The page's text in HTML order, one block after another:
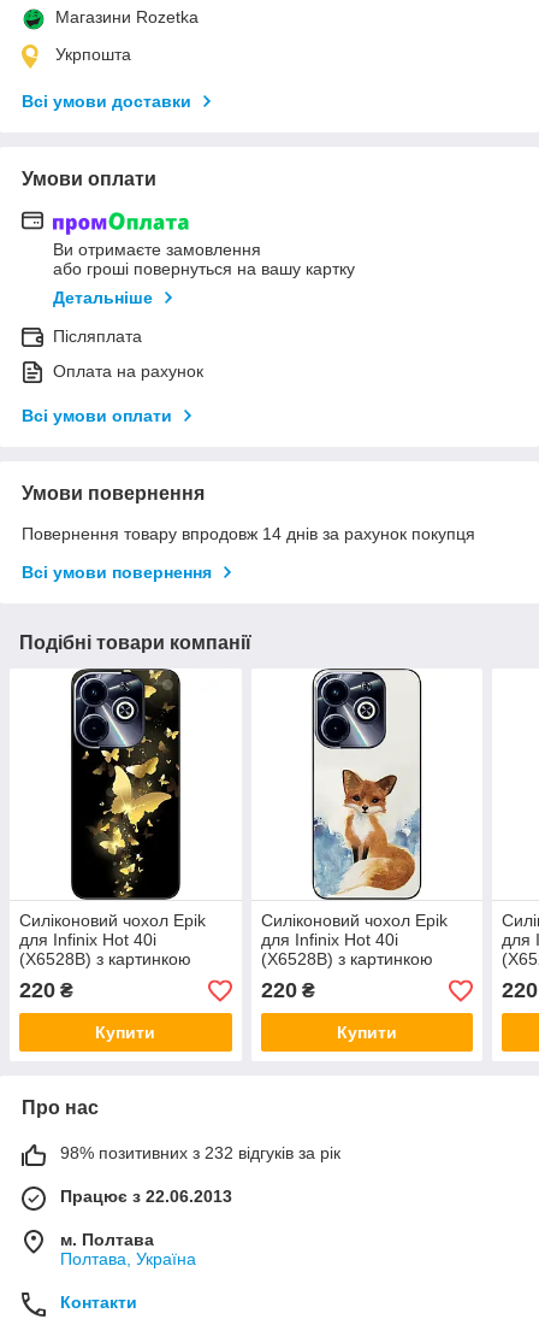
Магазини Rozetka
Укрпошта
Всі умови доставки
Умови оплати
Ви отримаєте замовлення
або гроші повернуться на вашу картку
Детальніше
Післяплата
Оплата на рахунок
Всі умови оплати
Умови повернення
Повернення товару впродовж 14 днів за рахунок покупця
Всі умови повернення
Подібні товари компанії
Силіконовий чохол Epik
для Infinix Hot 40i
(X6528B) з картинкою
220 ₴
Купити
Силіконовий чохол Epik
для Infinix Hot 40i
(X6528B) з картинкою
220₴
Купити
для
220
Про нас
98% позитивних з 232 відгуків за рік
Працює з 22.06.2013
м. Полтава
Полтава, Україна
Контакти